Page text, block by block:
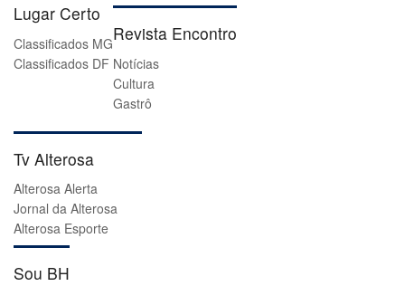
Lugar Certo
Classificados MG
Classificados DF
Revista Encontro
Notícias
Cultura
Gastrô
Tv Alterosa
Alterosa Alerta
Jornal da Alterosa
Alterosa Esporte
Sou BH